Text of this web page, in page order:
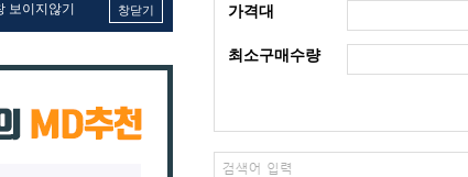
보이지않기 창닫기 가격대
최소구매수량